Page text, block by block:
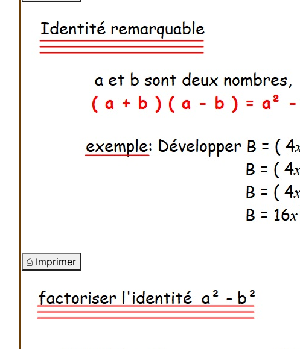
⎙ Imprimer